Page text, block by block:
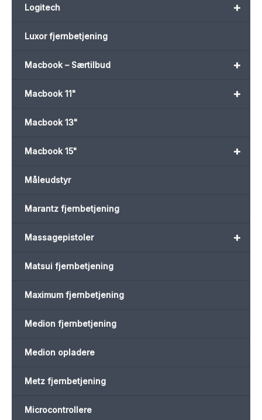
+
Logitech
Luxor fjernbetjening
+
Macbook – Særtilbud
+
Macbook 11"
Macbook 13"
+
Macbook 15"
Måleudstyr
Marantz fjernbetjening
+
Massagepistoler
Matsui fjernbetjening
Maximum fjernbetjening
Medion fjernbetjening
Medion opladere
Metz fjernbetjening
Microcontrollere